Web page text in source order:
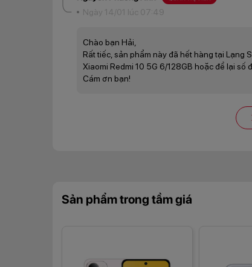
Camera 50MP chụp ảnh siêu nét
Điện thoại Xiaomi Redmi 10 5G được trang bị
macro 2MP. Tuy không sở hữu nhiều ống kính
tâm về khả năng chụp ảnh của Redmi 10 5G.
phá thế giới nhỏ bé xung quanh và cho ra những
Ngày 14/01 lúc 07:49
Chào bạn Hải,
Rất tiếc, sản phẩm này đã hết hàng tại Lạng
Xiaomi Redmi 10 5G 6/128GB hoặc để lại
Cám ơn bạn!
Sản phẩm trong tầm giá